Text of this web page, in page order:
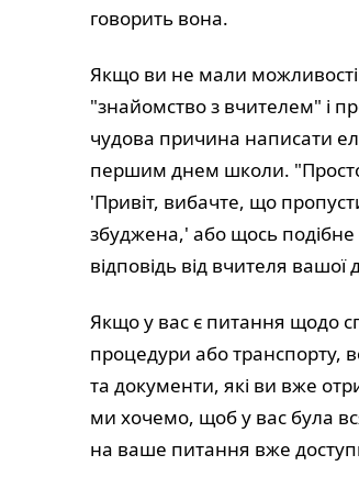
говорить вона.
Якщо ви не мали можливості
"знайомство з вчителем" і
чудова причина написати
першим днем школи.
'Привіт, вибачте, що
збуджена,' або щось
відповідь від вчителя
Якщо у вас є питання щодо
процедури або транспорту,
та документи, які ви вже
ми хочемо, щоб у вас була
на ваше питання вже